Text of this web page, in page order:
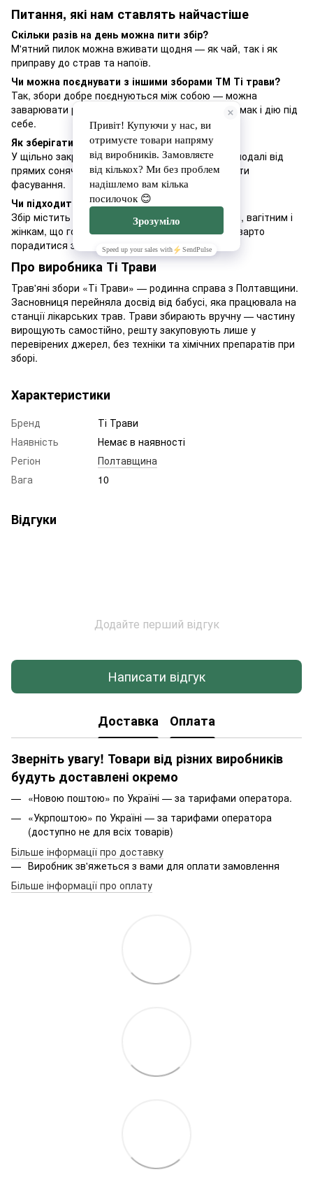
Питання, які нам ставлять найчастіше
Скільки разів на день можна пити збір?
М'ятний пилок можна вживати щодня — як чай, так і як
приправу до страв та напоїв.
Чи можна поєднувати з іншими зборами ТМ Ті трави?
Так, збори добре поєднуються між собою — можна
заварювати разом кілька видів, щоб підібрати смак і дію під
себе.
Як зберігати збір?
У щільно закритій тарі, в сухому темному місці подалі від
прямих сонячних променів — до 12 місяців з дати
фасування.
Чи підходить збір дітям та вагітним?
Збір містить лише трави без добавок, але дітям, вагітним і
жінкам, що годують груддю, перед вживанням варто
порадитися з лікарем.
Про виробника Ті Трави
Трав'яні збори «Ті Трави» — родинна справа з Полтавщини.
Засновниця перейняла досвід від бабусі, яка працювала на
станції лікарських трав. Трави збирають вручну — частину
вирощують самостійно, решту закуповують лише у
перевірених джерел, без техніки та хімічних препаратів при
зборі.
Характеристики
Бренд
Ті Трави
Наявність
Немає в наявності
Регіон
Полтавщина
Вага
10
Відгуки
Додайте перший відгук
Написати відгук
Доставка Оплата
Зверніть увагу! Товари від різних виробників
будуть доставлені окремо
«Новою поштою» по Україні — за тарифами оператора.
«Укрпоштою» по Україні — за тарифами оператора
(доступно не для всіх товарів)
Більше інформації про доставку
Виробник зв'яжеться з вами для оплати замовлення
Більше інформації про оплату